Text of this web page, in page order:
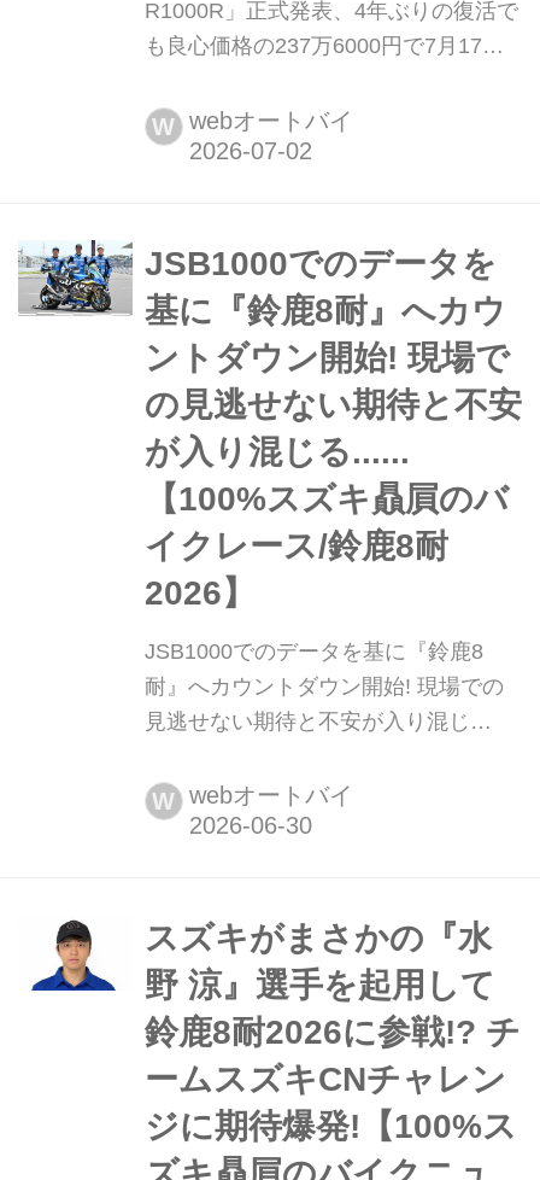
R1000R」正式発表、4年ぶりの復活で
も良心価格の237万6000円で7月17日
て以来4年ぶりとなる「GSX-
R1000R」の新型モデルを発表した。
テンシャルを拡大。リチウムイオンバ
ッテリーの新採用やETC2.0車載器の標
準装備もうれしい。
W webオートバイ
JSB1000でのデータを
基に『鈴鹿8耐』へカウ
ントダウン開始! 現場で
の見逃せない期待と不安
が入り混じる......
【100%スズキ贔屓のバ
イクレース/鈴鹿8耐
2026】
JSB1000でのデータを基に『鈴鹿8
耐』へカウントダウン開始! 現場での
見逃せない期待と不安が入り混じ
ス/鈴鹿8耐2026】 開催が目前に迫った
鈴鹿8耐2026。我らがチームスズキCN
W webオートバイ
スズキがまさかの『水
野 涼』選手を起用して
鈴鹿8耐2026に参戦!? チ
ームスズキCNチャレン
ジに期待爆発!【100%ス